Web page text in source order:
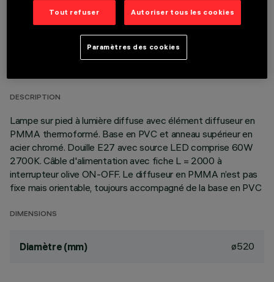
DONNÉES TECHNIQUES
DESCRIPTION
Lampe sur pied à lumière diffuse avec élément diffuseur en
PMMA thermoformé. Base en PVC et anneau supérieur en
acier chromé. Douille E27 avec source LED comprise 60W
2700K. Câble d'alimentation avec fiche L = 2000 à
interrupteur olive ON-OFF. Le diffuseur en PMMA n’est pas
fixe mais orientable, toujours accompagné de la base en PVC
DIMENSIONS
Diamètre (mm) ø520
Tout refuser Autoriser tous les cookies
Paramètres des cookies